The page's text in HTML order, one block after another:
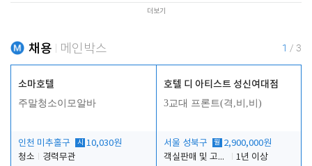
더보기
채용 메인박스 1 / 3
소마호텔
주말청소이모알바
인천 미추홀구 시 10,030원
청소
경력무관
호텔 디 아티스트 성신여대점
3교대 프론트(격,비,비)
서울 성북구 월 2,900,000원
객실판매 및 고객응대
1년 이상